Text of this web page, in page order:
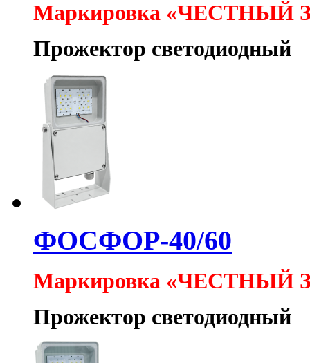
Маркировка «ЧЕСТНЫЙ
Прожектор светодиодный
ФОСФОР-40/60
Маркировка «ЧЕСТНЫЙ
Прожектор светодиодный